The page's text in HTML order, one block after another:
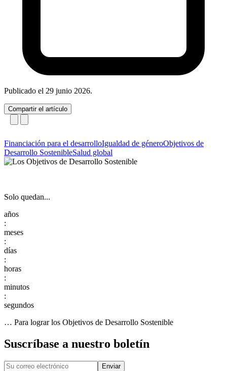
Publicado el 29 junio 2026.
Compartir el artículo
Financiación para el desarrolloIgualdad de géneroObjetivos de
Desarrollo SostenibleSalud global
Solo quedan...
:
:
:
:
:
… Para lograr los Objetivos de Desarrollo Sostenible
Suscríbase a nuestro boletín